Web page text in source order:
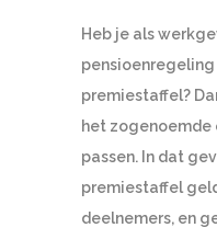
Heb je als
premiestaffel?
het
passen. In dat
premiestaffel
deelnemers, en